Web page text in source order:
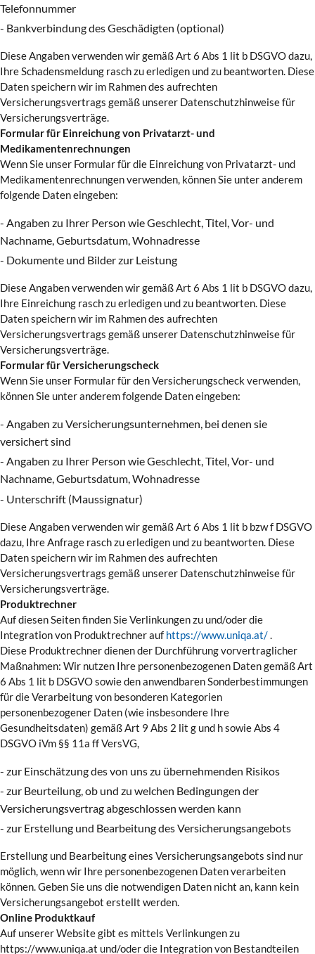
Telefonnummer
- Bankverbindung des Geschädigten (optional)
Diese Angaben verwenden wir gemäß Art 6 Abs 1 lit b DSGVO dazu,
Ihre Schadensmeldung rasch zu erledigen und zu beantworten. Diese
Daten speichern wir im Rahmen des aufrechten
Versicherungsvertrags gemäß unserer Datenschutzhinweise für
Versicherungsverträge.
Formular für Einreichung von Privatarzt- und
Medikamentenrechnungen
Wenn Sie unser Formular für die Einreichung von Privatarzt- und
Medikamentenrechnungen verwenden, können Sie unter anderem
folgende Daten eingeben:
- Angaben zu Ihrer Person wie Geschlecht, Titel, Vor- und
Nachname, Geburtsdatum, Wohnadresse
- Dokumente und Bilder zur Leistung
Diese Angaben verwenden wir gemäß Art 6 Abs 1 lit b DSGVO dazu,
Ihre Einreichung rasch zu erledigen und zu beantworten. Diese
Daten speichern wir im Rahmen des aufrechten
Versicherungsvertrags gemäß unserer Datenschutzhinweise für
Versicherungsverträge.
Formular für Versicherungscheck
Wenn Sie unser Formular für den Versicherungscheck verwenden,
können Sie unter anderem folgende Daten eingeben:
- Angaben zu Versicherungsunternehmen, bei denen sie
versichert sind
- Angaben zu Ihrer Person wie Geschlecht, Titel, Vor- und
Nachname, Geburtsdatum, Wohnadresse
- Unterschrift (Maussignatur)
Diese Angaben verwenden wir gemäß Art 6 Abs 1 lit b bzw f DSGVO
dazu, Ihre Anfrage rasch zu erledigen und zu beantworten. Diese
Daten speichern wir im Rahmen des aufrechten
Versicherungsvertrags gemäß unserer Datenschutzhinweise für
Versicherungsverträge.
Produktrechner
Auf diesen Seiten finden Sie Verlinkungen zu und/oder die
Integration von Produktrechner auf https://www.uniqa.at/
Diese Produktrechner dienen der Durchführung vorvertraglicher
Maßnahmen: Wir nutzen Ihre personenbezogenen Daten gemäß Art
6 Abs 1 lit b DSGVO sowie den anwendbaren Sonderbestimmungen
für die Verarbeitung von besonderen Kategorien
personenbezogener Daten (wie insbesondere Ihre
Gesundheitsdaten) gemäß Art 9 Abs 2 lit g und h sowie Abs 4
DSGVO iVm §§ 11a ff VersVG,
- zur Einschätzung des von uns zu übernehmenden Risikos
- zur Beurteilung, ob und zu welchen Bedingungen der
Versicherungsvertrag abgeschlossen werden kann
- zur Erstellung und Bearbeitung des Versicherungsangebots
Erstellung und Bearbeitung eines Versicherungsangebots sind nur
möglich, wenn wir Ihre personenbezogenen Daten verarbeiten
können. Geben Sie uns die notwendigen Daten nicht an, kann kein
Versicherungsangebot erstellt werden.
Online Produktkauf
Auf unserer Website gibt es mittels Verlinkungen zu
https://www.uniqa.at und/oder die Integration von Bestandteilen